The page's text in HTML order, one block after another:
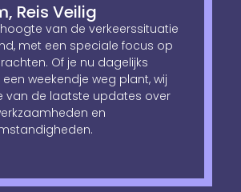
Reis Veilig
van de verkeerssituatie
met een speciale focus op
Of je nu dagelijks
weekendje weg plant, wij
van de laatste updates over
en